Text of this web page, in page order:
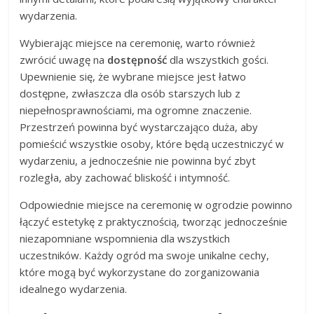
wydarzenia.
Wybierając miejsce na ceremonię, warto również
zwrócić uwagę na dostępność dla wszystkich gości.
Upewnienie się, że wybrane miejsce jest łatwo
dostępne, zwłaszcza dla osób starszych lub z
niepełnosprawnościami, ma ogromne znaczenie.
Przestrzeń powinna być wystarczająco duża, aby
pomieścić wszystkie osoby, które będą uczestniczyć w
wydarzeniu, a jednocześnie nie powinna być zbyt
rozległa, aby zachować bliskość i intymność.
Odpowiednie miejsce na ceremonię w ogrodzie powinno
łączyć estetykę z praktycznością, tworząc jednocześnie
niezapomniane wspomnienia dla wszystkich
uczestników. Każdy ogród ma swoje unikalne cechy,
które mogą być wykorzystane do zorganizowania
idealnego wydarzenia.